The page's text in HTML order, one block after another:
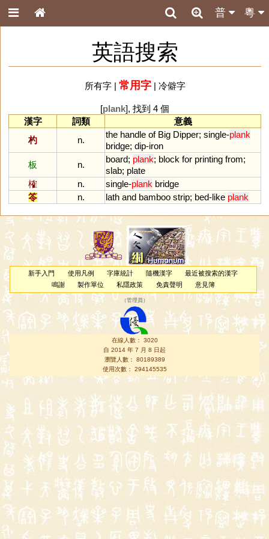
粵
普
英語搜索
所有字| 常用字| 冷僻字
[plank], 找到 4 個
漢字
詞類
意義
杓
n.
the handle of Big Dipper; single-plank
bridge; dip-iron
板
n.
board; plank; block for printing from;
slab; plate
榷
n. single-plank bridge
笭
n. lath and bamboo strip; bed-like plank
新手入門 使用凡例 字庫統計 隨機漢字
最近被搜索的漢字
鳴謝
製作單位 私隱政策 免責聲明 意見簿
（管理員 ）
在線人數： 3020
自 2014 年 7 月 8 日起
瀏覽人數： 80189389
使用次數： 294145535